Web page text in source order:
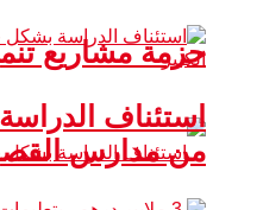
حزمة مشاريع
استئناف
من مدارس